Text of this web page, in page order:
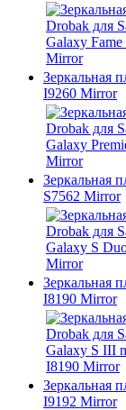
Зеркальная
I9260 Mirror
Зеркальная
S7562 Mirror
Зеркальная
I8190 Mirror
Зеркальная
I9192 Mirror